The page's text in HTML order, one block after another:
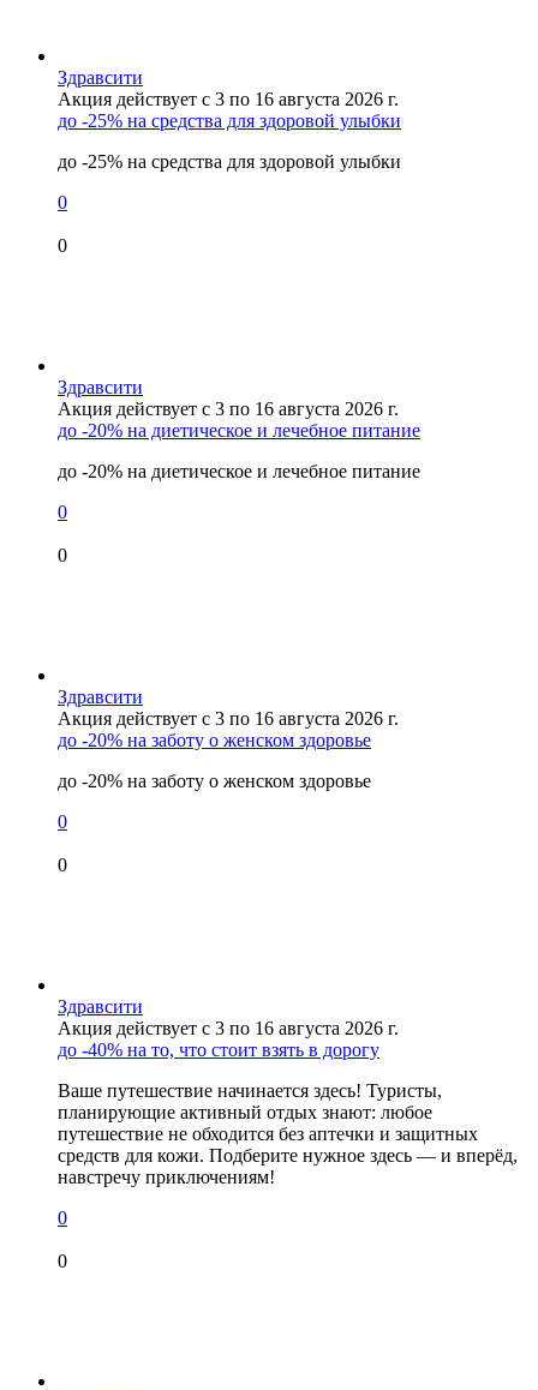
Здравсити
Акция действует с 3 по 16 августа 2026 г.
до -25% на средства для здоровой улыбки
до -25% на средства для здоровой улыбки
0
0
Здравсити
Акция действует с 3 по 16 августа 2026 г.
до -20% на диетическое и лечебное питание
до -20% на диетическое и лечебное питание
0
0
Здравсити
Акция действует с 3 по 16 августа 2026 г.
до -20% на заботу о женском здоровье
до -20% на заботу о женском здоровье
0
0
Здравсити
Акция действует с 3 по 16 августа 2026 г.
до -40% на то, что стоит взять в дорогу
Ваше путешествие начинается здесь! Туристы,
планирующие активный отдых знают: любое
путешествие не обходится без аптечки и защитных
средств для кожи. Подберите нужное здесь — и вперёд,
навстречу приключениям!
0
0